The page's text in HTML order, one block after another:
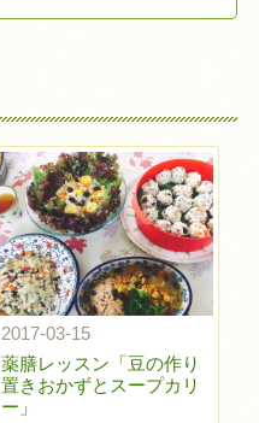
2017-03-15
薬膳レッスン「豆の作り
置きおかずとスープカリ
ー」